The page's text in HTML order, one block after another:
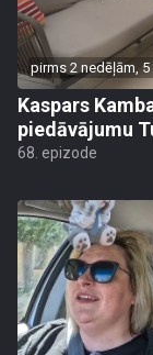
pirms 2 nedēļām, 5
Kaspars
piedāvājumu
68. epizode